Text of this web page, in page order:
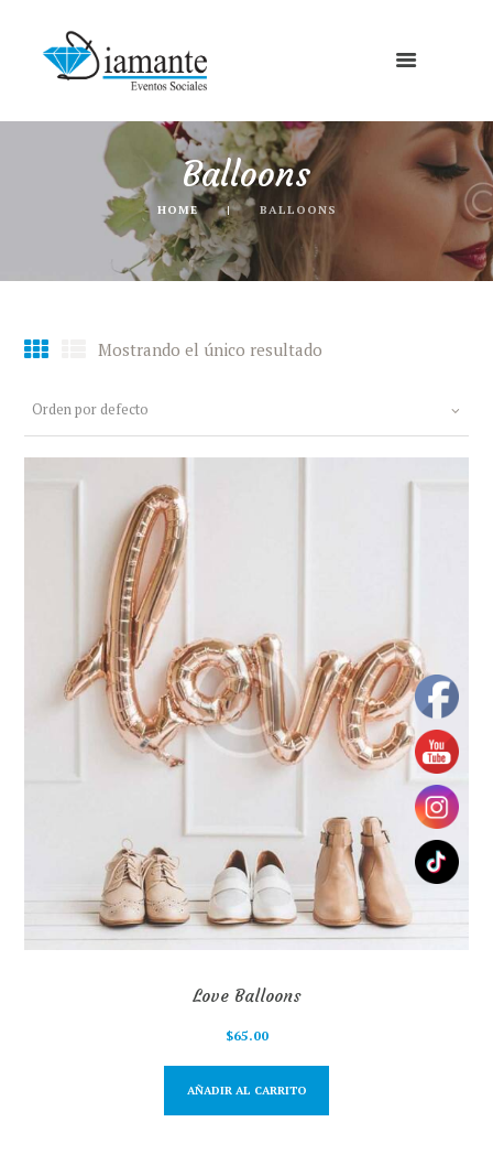
Balloons
HOME BALLOONS
Mostrando el único resultado
Love Balloons
$65.00
AÑADIR AL CARRITO